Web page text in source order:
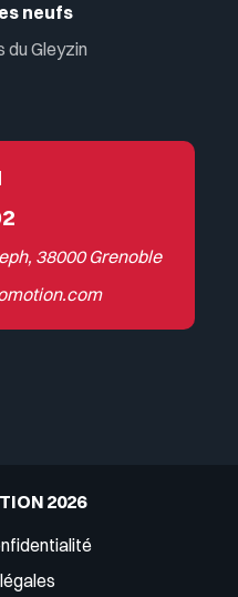
neufs
du Gleyzin
38000 Grenoble
2026